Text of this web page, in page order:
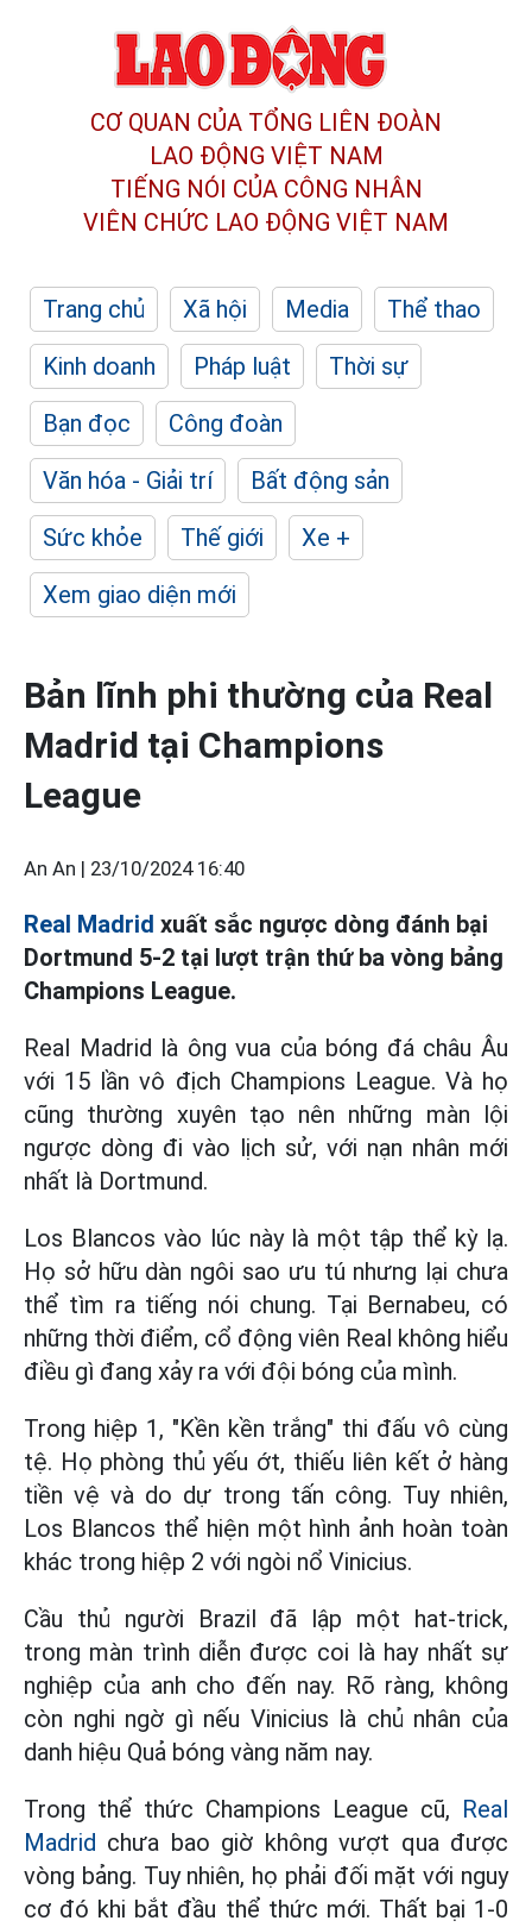
CƠ QUAN CỦA TỔNG LIÊN ĐOÀN
LAO ĐỘNG VIỆT NAM
TIẾNG NÓI CỦA CÔNG NHÂN
VIÊN CHỨC LAO ĐỘNG VIỆT NAM
Trang chủ Xã hội Media
Thể thao
Kinh doanh
Pháp luật
Thời sự
Bạn đọc
Công đoàn
Văn hóa - Giải trí
Bất động sản
Sức khỏe
Thế giới
Xe +
Xem giao diện mới
Bản lĩnh phi thường của Real
Madrid tại Champions
League
An An | 23/10/2024 16:40
Real Madrid xuất sắc ngược dòng đánh bại
Dortmund 5-2 tại lượt trận thứ ba vòng bảng
Champions League.
Real Madrid là ông vua của bóng đá châu Âu
với 15 lần vô địch Champions League. Và họ
cũng thường xuyên tạo nên những màn lội
ngược dòng đi vào lịch sử, với nạn nhân mới
nhất là Dortmund.
Los Blancos vào lúc này là một tập thể kỳ lạ.
Họ sở hữu dàn ngôi sao ưu tú nhưng lại chưa
thể tìm ra tiếng nói chung. Tại Bernabeu, có
những thời điểm, cổ động viên Real không hiểu
điều gì đang xảy ra với đội bóng của mình.
Trong hiệp 1, "Kền kền trắng" thi đấu vô cùng
tệ. Họ phòng thủ yếu ớt, thiếu liên kết ở hàng
tiền vệ và do dự trong tấn công. Tuy nhiên,
Los Blancos thể hiện một hình ảnh hoàn toàn
khác trong hiệp 2 với ngòi nổ Vinicius.
Cầu thủ người Brazil đã lập một hat-trick,
trong màn trình diễn được coi là hay nhất sự
nghiệp của anh cho đến nay. Rõ ràng, không
còn nghi ngờ gì nếu Vinicius là chủ nhân của
danh hiệu Quả bóng vàng năm nay.
Trong thể thức Champions League cũ, Real
Madrid chưa bao giờ không vượt qua được
vòng bảng. Tuy nhiên, họ phải đối mặt với nguy
cơ đó khi bắt đầu thể thức mới. Thất bại 1-0